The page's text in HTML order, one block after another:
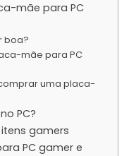
mãe para PC
boa?
mãe para PC
uma placa-
PC?
gamers
PC gamer e